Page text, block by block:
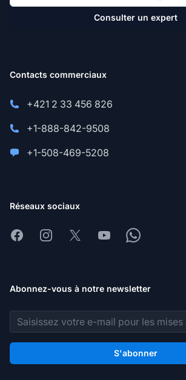
Consulter un expert
Contacts commerciaux
+421 2 33 456 826
+1-888-842-9508
+1-508-469-5208
Réseaux sociaux
FacebookInstagram
X YoutubeWhatsapp
Abonnez-vous à notre newsletter
Adresse e-mail
S'abonner